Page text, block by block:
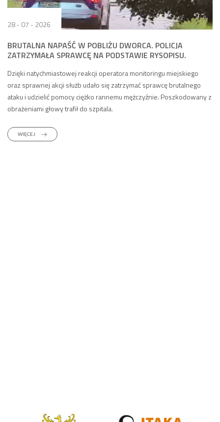
28 - 07 - 2026
BRUTALNA NAPAŚĆ W POBLIŻU DWORCA. POLICJA
ZATRZYMAŁA SPRAWCĘ NA PODSTAWIE RYSOPISU.
Dzięki natychmiastowej reakcji operatora monitoringu miejskiego
oraz sprawnej akcji służb udało się zatrzymać sprawcę brutalnego
ataku i udzielić pomocy ciężko rannemu mężczyźnie. Poszkodowany z
obrażeniami głowy trafił do szpitala.
WIĘCEJ